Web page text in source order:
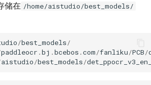
储在 /home/aistudio/best_models/
/best_models/
paddleocr .bj .bcebos .com/fanliku/PCB/
aistudio/best_models/